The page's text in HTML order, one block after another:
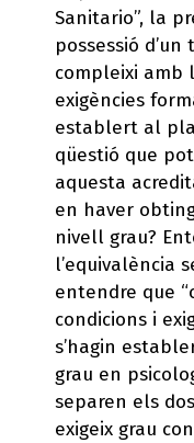
Sanitario”, la
possessió
compleixi amb
exigències
establert al pla
qüestió que
aquesta
en haver
nivell grau?
l’equivalència
entendre que
condicions i
s’hagin
grau en
separen els
exigeix grau